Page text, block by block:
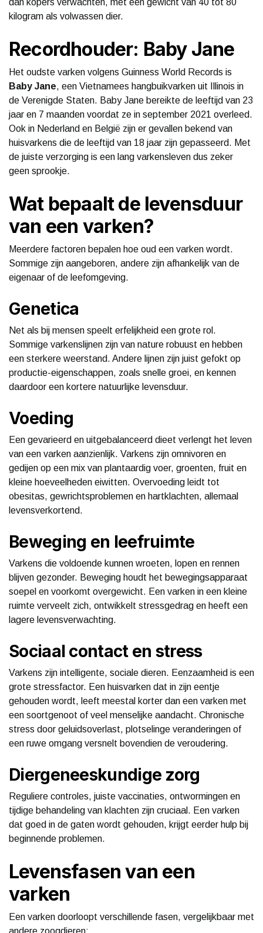
kilogram als volwassen dier.
Recordhouder: Baby Jane
Het oudste varken volgens Guinness World Records is
Baby Jane, een Vietnamees hangbuikvarken uit Illinois in
de Verenigde Staten. Baby Jane bereikte de leeftijd van 23
jaar en 7 maanden voordat ze in september 2021 overleed.
Ook in Nederland en België zijn er gevallen bekend van
huisvarkens die de leeftijd van 18 jaar zijn gepasseerd. Met
de juiste verzorging is een lang varkensleven dus zeker
geen sprookje.
Wat bepaalt de levensduur
van een varken?
Meerdere factoren bepalen hoe oud een varken wordt.
Sommige zijn aangeboren, andere zijn afhankelijk van de
eigenaar of de leefomgeving.
Genetica
Net als bij mensen speelt erfelijkheid een grote rol.
Sommige varkenslijnen zijn van nature robuust en hebben
een sterkere weerstand. Andere lijnen zijn juist gefokt op
productie-eigenschappen, zoals snelle groei, en kennen
daardoor een kortere natuurlijke levensduur.
Voeding
Een gevarieerd en uitgebalanceerd dieet verlengt het leven
van een varken aanzienlijk. Varkens zijn omnivoren en
gedijen op een mix van plantaardig voer, groenten, fruit en
kleine hoeveelheden eiwitten. Overvoeding leidt tot
obesitas, gewrichtsproblemen en hartklachten, allemaal
levensverkortend.
Beweging en leefruimte
Varkens die voldoende kunnen wroeten, lopen en rennen
blijven gezonder. Beweging houdt het bewegingsapparaat
soepel en voorkomt overgewicht. Een varken in een kleine
ruimte verveelt zich, ontwikkelt stressgedrag en heeft een
lagere levensverwachting.
Sociaal contact en stress
Varkens zijn intelligente, sociale dieren. Eenzaamheid is een
grote stressfactor. Een huisvarken dat in zijn eentje
gehouden wordt, leeft meestal korter dan een varken met
een soortgenoot of veel menselijke aandacht. Chronische
stress door geluidsoverlast, plotselinge veranderingen of
een ruwe omgang versnelt bovendien de veroudering.
Diergeneeskundige zorg
Reguliere controles, juiste vaccinaties, ontwormingen en
tijdige behandeling van klachten zijn cruciaal. Een varken
dat goed in de gaten wordt gehouden, krijgt eerder hulp bij
beginnende problemen.
Levensfasen van een
varken
Een varken doorloopt verschillende fasen, vergelijkbaar met
andere zoogdieren: